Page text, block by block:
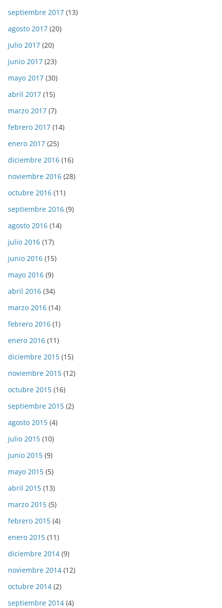
septiembre 2017 (13)
agosto 2017 (20)
julio 2017 (20)
junio 2017 (23)
mayo 2017 (30)
abril 2017 (15)
marzo 2017 (7)
febrero 2017 (14)
enero 2017 (25)
diciembre 2016 (16)
noviembre 2016 (28)
octubre 2016 (11)
septiembre 2016 (9)
agosto 2016 (14)
julio 2016 (17)
junio 2016 (15)
mayo 2016 (9)
abril 2016 (34)
marzo 2016 (14)
febrero 2016 (1)
enero 2016 (11)
diciembre 2015 (15)
noviembre 2015 (12)
octubre 2015 (16)
septiembre 2015 (2)
agosto 2015 (4)
julio 2015 (10)
junio 2015 (9)
mayo 2015 (5)
abril 2015 (13)
marzo 2015 (5)
febrero 2015 (4)
enero 2015 (11)
diciembre 2014 (9)
noviembre 2014 (12)
octubre 2014 (2)
septiembre 2014 (4)